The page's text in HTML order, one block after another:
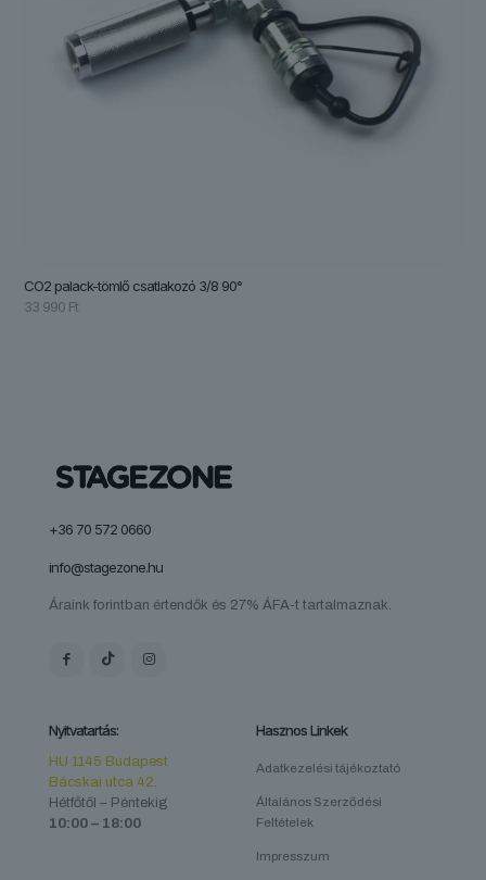
CO2 palack-tömlő csatlakozó 3/8 90°
33 990 Ft
+36 70 572 0660
info@stagezone.hu
Áraink forintban értendők és 27% ÁFA-t tartalmaznak.
Nyitvatartás:
HU 1145 Budapest
Bácskai utca 42.
Hétfőtől – Péntekig
10:00 – 18:00
Hasznos Linkek
Adatkezelési tájékoztató
Általános Szerződési
Feltételek
Impresszum